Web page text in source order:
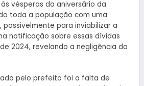
vésperas do aniversário da
toda a população com uma
possivelmente para inviabilizar a
notificação sobre essas dívidas
2024, revelando a negligência da
pelo prefeito foi a falta de